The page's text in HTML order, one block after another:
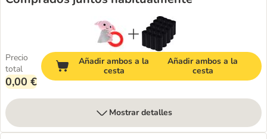
Precio
total
0,00 €
Añadir ambos a la
cesta
Añadir ambos a la
cesta
Mostrar detalles